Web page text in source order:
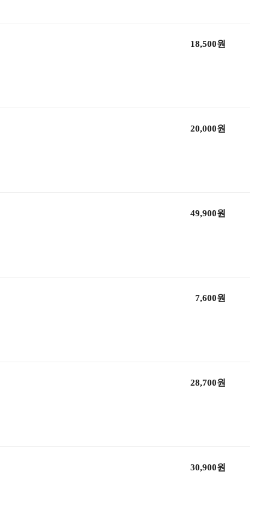
18,500원
20,000원
49,900원
7,600원
28,700원
30,900원